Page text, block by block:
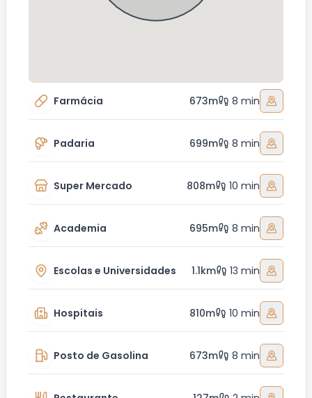
Farmácia 673m 8 min
Padaria 699m 8 min
Super Mercado 808m 10 min
Academia 695m 8 min
Escolas e Universidades 1.1km 13 min
Hospitais 810m 10 min
Posto de Gasolina 673m 8 min